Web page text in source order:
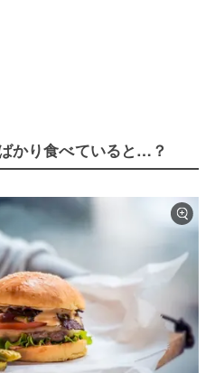
かり食べていると…？